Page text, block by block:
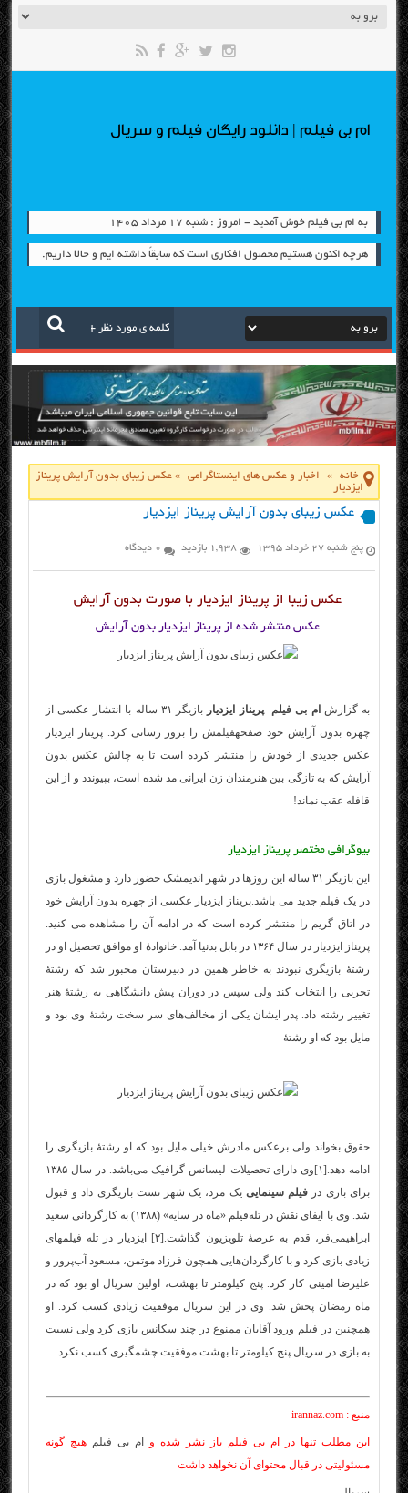
ام بی فیلم | دانلود رایگان فیلم و سریال
به ام بی فیلم خوش آمدید - امروز : شنبه ۱۷ مرداد ۱۴۰۵
هرچه اکنون هستیم محصول افکاری است که سابقاً داشته ایم و حالا داریم.
خانه » اخبار و عکس های اینستاگرامی »عکس زیبای بدون آرایش پریناز
ایزدیار
عکس زیبای بدون آرایش پریناز ایزدیار
پنج شنبه ۲۷ خرداد ۱۳۹۵ 1,938 بازدید 0 دیدگاه
عکس زیبا از پریناز ایزدیار با صورت بدون آرایش
عکس منتشر شده از پریناز ایزدیار بدون آرایش
به گزارش ام بی فیلم پریناز ایزدیار
بازیگر ۳۱ ساله با انتشار عکسی از
چهره بدون آرایش خود صفحهفیلمش را بروز رسانی کرد. پریناز ایزدیار
عکس جدیدی از خودش را منتشر کرده است تا به چالش عکس بدون
آرایش که به تازگی بین هنرمندان زن ایرانی مد شده است، بپیوندد و از این
قافله عقب نماند!
بیوگرافی مختصر پریناز ایزدیار
این بازیگر ۳۱ ساله این روزها در شهر اندیمشک حضور دارد و مشغول بازی
در یک فیلم جدید می باشد.پریناز ایزدیار عکسی از چهره بدون آرایش خود
در اتاق گریم را منتشر کرده است که در ادامه آن را مشاهده می کنید.
پریناز ایزدیار در سال ۱۳۶۴ در بابل بدنیا آمد. خانوادهٔ او موافق تحصیل او در
رشتهٔ بازیگری نبودند به خاطر همین در دبیرستان مجبور شد که رشتهٔ
تجربی را انتخاب کند ولی سپس در دوران پیش دانشگاهی به رشتهٔ هنر
تغییر رشته داد. پدر ایشان یکی از مخالف‌های سر سخت رشتهٔ وی بود و
مایل بود که او رشتهٔ
حقوق بخواند ولی برعکس مادرش خیلی مایل بود که او رشتهٔ بازیگری را
ادامه دهد.[۱]وی دارای تحصیلات لیسانس گرافیک می‌باشد. در سال ۱۳۸۵
برای بازی در فیلم سینمایی یک مرد، یک شهر تست بازیگری داد و قبول
شد. وی با ایفای نقش در تله‌فیلم «ماه در سایه» (۱۳۸۸) به کارگردانی سعید
ابراهیمی‌فر، قدم به عرصهٔ تلویزیون گذاشت.[۲] ایزدیار در تله فیلمهای
زیادی بازی کرد و با کارگردان‌هایی همچون فرزاد موتمن، مسعود آب‌پرور و
علیرضا امینی کار کرد. پنج کیلومتر تا بهشت، اولین سریال او بود که در
ماه رمضان پخش شد. وی در این سریال موفقیت زیادی کسب کرد. او
همچنین در فیلم ورود آقایان ممنوع در چند سکانس بازی کرد ولی نسبت
به بازی در سریال پنج کیلومتر تا بهشت موفقیت چشمگیری کسب نکرد.
منبع : irannaz.com
این مطلب تنها در ام بی فیلم باز نشر شده و ام بی فیلم هیچ گونه
مسئولیتی در قبال محتوای آن نخواهد داشت